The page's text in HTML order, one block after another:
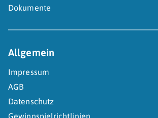
Dokumente
Allgemein
Impressum
AGB
Datenschutz
Gewinnspielrichtlinien